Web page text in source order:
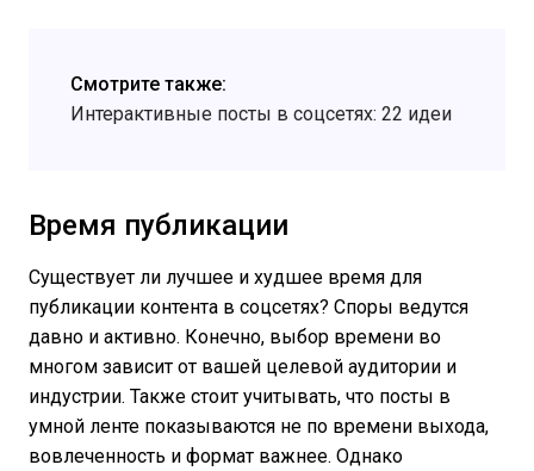
Смотрите также:
Интерактивные посты в соцсетях: 22 идеи
Время публикации
Существует ли лучшее и худшее время для
публикации контента в соцсетях? Споры ведутся
давно и активно. Конечно, выбор времени во
многом зависит от вашей целевой аудитории и
индустрии. Также стоит учитывать, что посты в
умной ленте показываются не по времени выхода,
вовлеченность и формат важнее. Однако